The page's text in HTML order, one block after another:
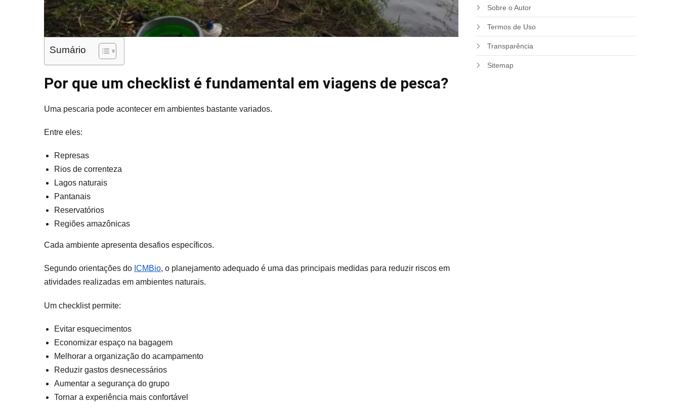
Sumário
Por que um checklist é fundamental em viagens de pesca?
Uma pescaria pode acontecer em ambientes bastante variados.
Entre eles:
Represas
Rios de correnteza
Lagos naturais
Pantanais
Reservatórios
Regiões amazônicas
Cada ambiente apresenta desafios específicos.
Segundo orientações do ICMBio, o planejamento adequado é uma das principais medidas para reduzir riscos em
atividades realizadas em ambientes naturais.
Um checklist permite:
Evitar esquecimentos
Economizar espaço na bagagem
Melhorar a organização do acampamento
Reduzir gastos desnecessários
Aumentar a segurança do grupo
Tornar a experiência mais confortável
Sobre o Autor
Termos de Uso
Transparência
Sitemap